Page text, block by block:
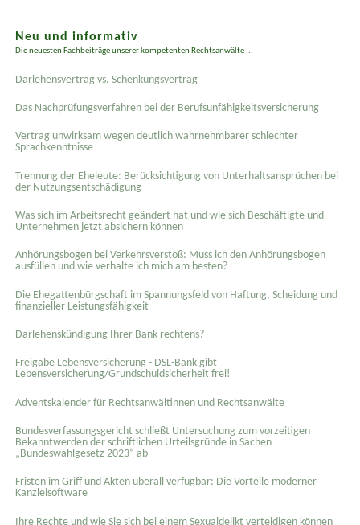
Neu und informativ
Die neuesten Fachbeiträge unserer kompetenten Rechtsanwälte ...
Darlehensvertrag vs. Schenkungsvertrag
Das Nachprüfungsverfahren bei der Berufsunfähigkeitsversicherung
Vertrag unwirksam wegen deutlich wahrnehmbarer schlechter
Sprachkenntnisse
Trennung der Eheleute: Berücksichtigung von Unterhaltsansprüchen bei
der Nutzungsentschädigung
Was sich im Arbeitsrecht geändert hat und wie sich Beschäftigte und
Unternehmen jetzt absichern können
Anhörungsbogen bei Verkehrsverstoß: Muss ich den Anhörungsbogen
ausfüllen und wie verhalte ich mich am besten?
Die Ehegattenbürgschaft im Spannungsfeld von Haftung, Scheidung und
finanzieller Leistungsfähigkeit
Darlehenskündigung Ihrer Bank rechtens?
Freigabe Lebensversicherung - DSL-Bank gibt
Lebensversicherung/Grundschuldsicherheit frei!
Adventskalender für Rechtsanwältinnen und Rechtsanwälte
Bundesverfassungsgericht schließt Untersuchung zum vorzeitigen
Bekanntwerden der schriftlichen Urteilsgründe in Sachen
„Bundeswahlgesetz 2023“ ab
Fristen im Griff und Akten überall verfügbar: Die Vorteile moderner
Kanzleisoftware
Ihre Rechte und wie Sie sich bei einem Sexual­delikt verteidigen können